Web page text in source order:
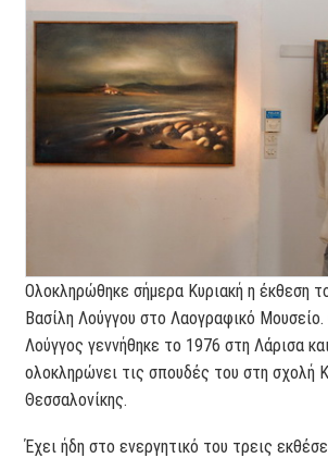
Ολοκληρώθηκε σήμερα Κυριακή η έκθεση
Βασίλη Λούγγου στο Λαογραφικό
Λούγγος γεννήθηκε το 1976 στη Λάρισα
ολοκληρώνει τις σπουδές του στη σχολή
Θεσσαλονίκης.
Έχει ήδη στο ενεργητικό του τρεις